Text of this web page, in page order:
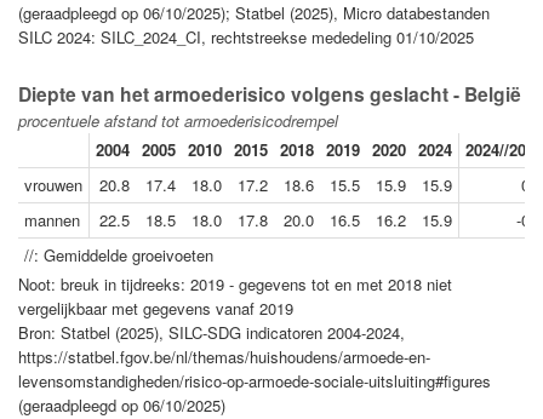
(geraadpleegd op 06/10/2025); Statbel (2025), Micro databestanden
SILC 2024: SILC_2024_CI, rechtstreekse mededeling 01/10/2025
Diepte van het armoederisico volgens geslacht - België
procentuele afstand tot armoederisicodrempel
2004 2005 2010 2015 2018 2019 2020 2024 2024//2019
vrouwen
20.8 17.4 18.0 17.2 18.6 15.5 15.9 15.9
0.5
mannen
22.5 18.5 18.0 17.8 20.0 16.5 16.2 15.9
-0.7
//: Gemiddelde groeivoeten
Noot: breuk in tijdreeks: 2019 - gegevens tot en met 2018 niet
vergelijkbaar met gegevens vanaf 2019
Bron: Statbel (2025), SILC-SDG indicatoren 2004-2024,
https://statbel.fgov.be/nl/themas/huishoudens/armoede-en-
levensomstandigheden/risico-op-armoede-sociale-uitsluiting#figures
(geraadpleegd op 06/10/2025)